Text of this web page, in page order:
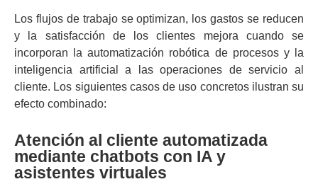
Los flujos de trabajo se optimizan, los gastos se reducen
y la satisfacción de los clientes mejora cuando se
incorporan la automatización robótica de procesos y la
inteligencia artificial a las operaciones de servicio al
cliente. Los siguientes casos de uso concretos ilustran su
efecto combinado:
Atención al cliente automatizada
mediante chatbots con IA y
asistentes virtuales